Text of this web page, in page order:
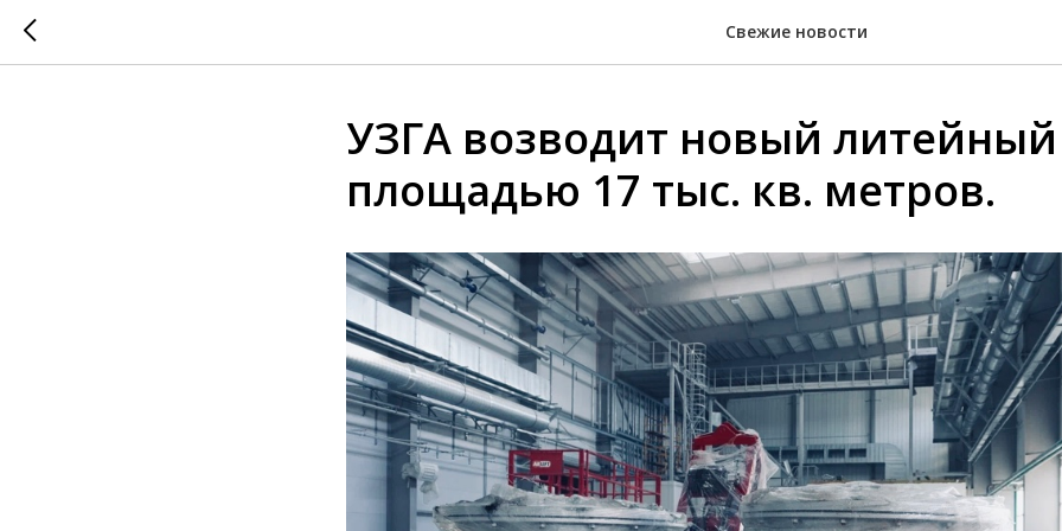
Свежие новости
УЗГА возводит новый
площадью 17 тыс. кв. метров.